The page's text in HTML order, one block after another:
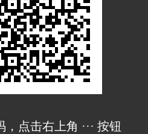
点击右上角 ··· 按钮